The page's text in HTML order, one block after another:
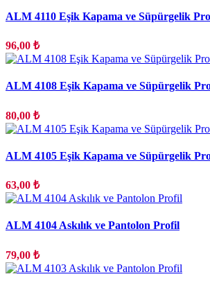
ALM 4110 Eşik Kapama ve Süpürgelik
96,00 ₺
ALM 4108 Eşik Kapama ve Süpürgelik
80,00 ₺
ALM 4105 Eşik Kapama ve Süpürgelik
63,00 ₺
ALM 4104 Askılık ve Pantolon Profil
79,00 ₺